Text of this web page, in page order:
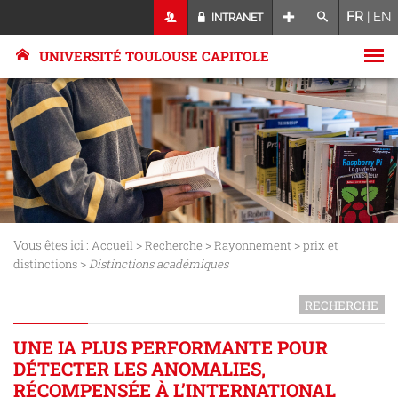
INTRANET FR | EN
UNIVERSITÉ TOULOUSE CAPITOLE
Vous êtes ici : Accueil >Recherche >Rayonnement >prix et
distinctions >Distinctions académiques
RECHERCHE
UNE IA PLUS PERFORMANTE POUR
DÉTECTER LES ANOMALIES,
RÉCOMPENSÉE À L’INTERNATIONAL